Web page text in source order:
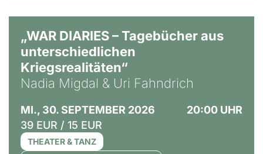
„WAR DIARIES – Tagebücher aus
unterschiedlichen
Kriegsrealitäten“
Nadia Migdal & Uri Fahndrich
MI., 30. SEPTEMBER 2026
20:00 UHR
39 EUR / 15 EUR
THEATER & TANZ